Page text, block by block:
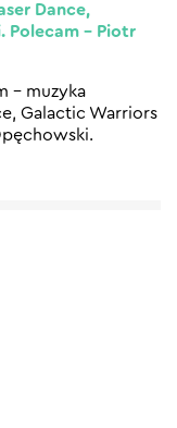
Dance,
Polecam – Piotr
– muzyka
Galactic Warriors